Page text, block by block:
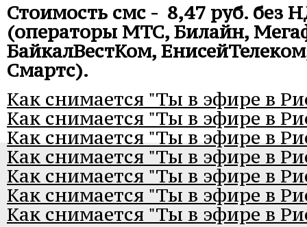
Стоимость смс - 8,47 руб. без
(операторы МТС, Билайн,
БайкалВестКом,
Смартс).
Как снимается "Ты в эфире в
Как снимается "Ты в эфире в
Как снимается "Ты в эфире в
Как снимается "Ты в эфире в
Как снимается "Ты в эфире в
Как снимается "Ты в эфире в
Как снимается "Ты в эфире в